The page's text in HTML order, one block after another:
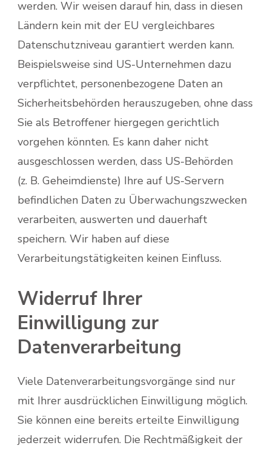
werden. Wir weisen darauf hin, dass in diesen
Ländern kein mit der EU vergleichbares
Datenschutzniveau garantiert werden kann.
Beispielsweise sind US-Unternehmen dazu
verpflichtet, personenbezogene Daten an
Sicherheitsbehörden herauszugeben, ohne dass
Sie als Betroffener hiergegen gerichtlich
vorgehen könnten. Es kann daher nicht
ausgeschlossen werden, dass US-Behörden
(z. B. Geheimdienste) Ihre auf US-Servern
befindlichen Daten zu Überwachungszwecken
verarbeiten, auswerten und dauerhaft
speichern. Wir haben auf diese
Verarbeitungstätigkeiten keinen Einfluss.
Widerruf Ihrer
Einwilligung zur
Datenverarbeitung
Viele Datenverarbeitungsvorgänge sind nur
mit Ihrer ausdrücklichen Einwilligung möglich.
Sie können eine bereits erteilte Einwilligung
jederzeit widerrufen. Die Rechtmäßigkeit der